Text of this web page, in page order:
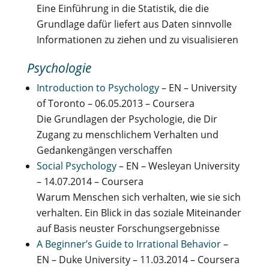
Eine Einführung in die Statistik, die die
Grundlage dafür liefert aus Daten sinnvolle
Informationen zu ziehen und zu visualisieren
Psychologie
Introduction to Psychology– EN – University
of Toronto – 06.05.2013 – Coursera
Die Grundlagen der Psychologie, die Dir
Zugang zu menschlichem Verhalten und
Gedankengängen verschaffen
Social Psychology– EN – Wesleyan University
– 14.07.2014 – Coursera
Warum Menschen sich verhalten, wie sie sich
verhalten. Ein Blick in das soziale Miteinander
auf Basis neuster Forschungsergebnisse
A Beginner’s Guide to Irrational Behavior–
EN – Duke University – 11.03.2014 – Coursera